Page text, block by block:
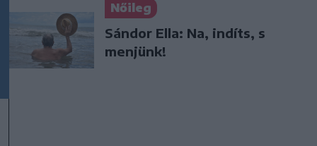
Nőileg
Sándor Ella: Na, indíts, s
menjünk!